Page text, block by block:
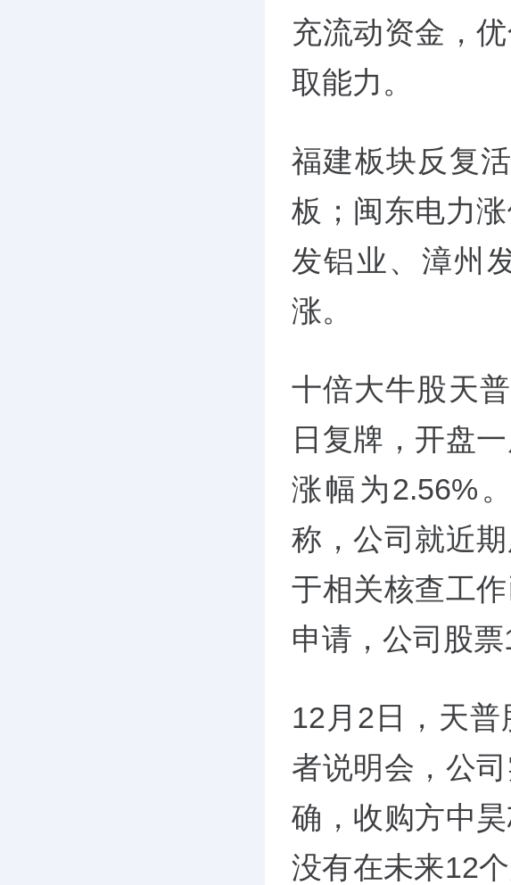
充流动资金，
取能力。
福建板块反复
板；闽东电力
发铝业、漳州
涨。
十倍大牛股天
日复牌，开盘
涨幅为2.56%
称，公司就近
于相关核查工
申请，公司股票
12月2日，天
者说明会，公
确，收购方中
没有在未来12